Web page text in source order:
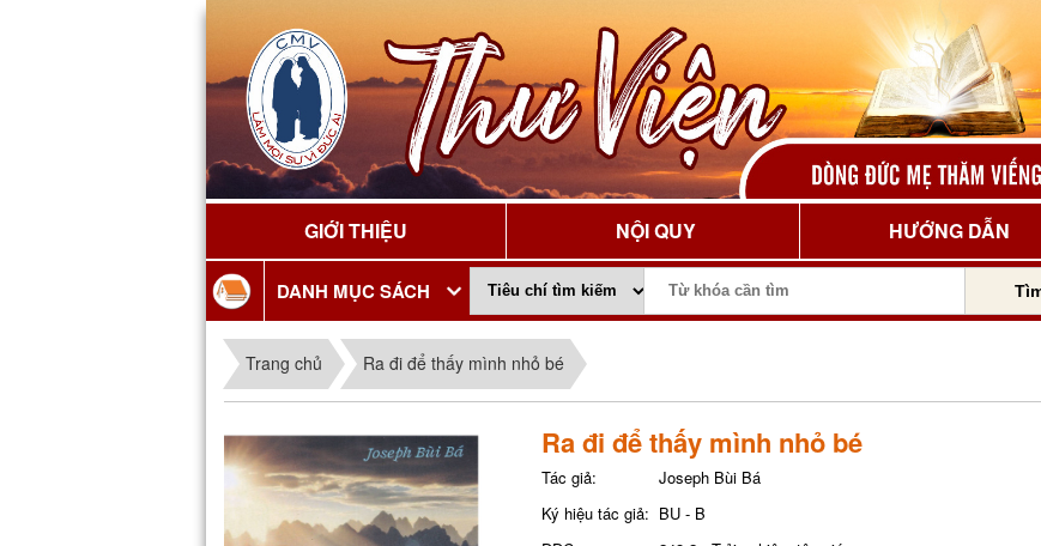
GIỚI THIỆU NỘI QUY HƯỚNG DẪN
DANH MỤC SÁCH
Trang chủ Ra đi để thấy mình nhỏ bé
Ra đi để thấy mình nhỏ bé
Tác giả:
Joseph Bùi Bá
Ký hiệu tác giả: BU - B